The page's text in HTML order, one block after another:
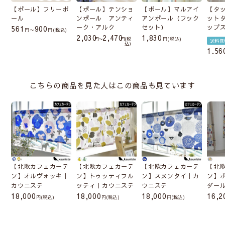
【ポール】フリーポ
ール
561 〜900 税込
【ポール】テンショ
ンポール アンティ
ーク・アルク
2,030 〜2,470 税
込
【ポール】マルアイ
アンポール（フック
セット）
1,830 税込
【タ
ット
ップ
送料無
こちらの商品を見た人はこの商品も見ています
【北欧カフェカーテ
ン】オルヴォッキ｜
カウニステ
18,000 (税込)
【北欧カフェカーテ
ン】トゥッティフル
ッティ｜カウニステ
18,000 (税込)
【北欧カフェカーテ
ン】スヌンタイ｜カ
ウニステ
18,000 (税込)
【北
ン】
ダー